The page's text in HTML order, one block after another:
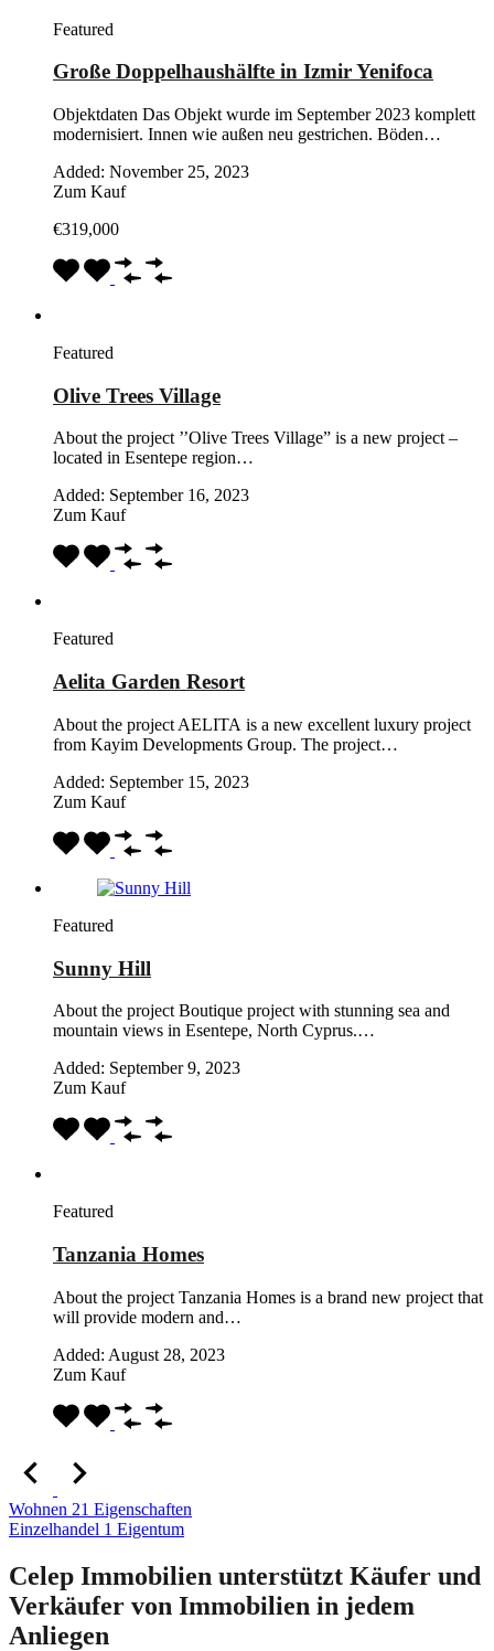
Featured
Große Doppelhaushälfte in Izmir Yenifoca
Objektdaten Das Objekt wurde im September 2023 komplett
modernisiert. Innen wie außen neu gestrichen. Böden…
Added: November 25, 2023
Zum Kauf
€319,000
Featured
Olive Trees Village
About the project ’’Olive Trees Village” is a new project –
located in Esentepe region…
Added: September 16, 2023
Zum Kauf
Featured
Aelita Garden Resort
About the project AELITA is a new excellent luxury project
from Kayim Developments Group. The project…
Added: September 15, 2023
Zum Kauf
Featured
Sunny Hill
About the project Boutique project with stunning sea and
mountain views in Esentepe, North Cyprus.…
Added: September 9, 2023
Zum Kauf
Featured
Tanzania Homes
About the project Tanzania Homes is a brand new project that
will provide modern and…
Added: August 28, 2023
Zum Kauf
Wohnen 21 Eigenschaften
Einzelhandel 1 Eigentum
Celep Immobilien unterstützt Käufer und
Verkäufer von Immobilien in jedem
Anliegen